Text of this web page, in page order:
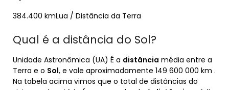
384.400 kmLua / Distância da Terra
Qual é a distância do Sol?
Unidade Astronômica (UA) É a distância média entre a
Terra e o Sol, e vale aproximadamente 149 600 000 km .
Na tabela acima vimos que o total de distâncias do